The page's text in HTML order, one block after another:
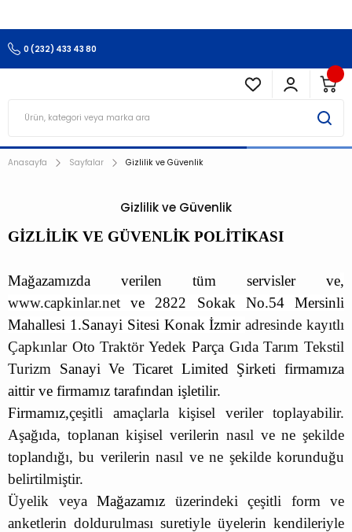
0 (232) 433 43 80
Anasayfa Sayfalar Gizlilik ve Güvenlik
Gizlilik ve Güvenlik
GİZLİLİK VE GÜVENLİK POLİTİKASI
Mağazamızda verilen tüm servisler ve,
www.capkinlar.net ve 2822 Sokak No.54 Mersinli
Mahallesi 1.Sanayi Sitesi Konak İzmiradresinde kayıtlı
Çapkınlar Oto Traktör Yedek Parça Gıda Tarım Tekstil
Turizm Sanayi Ve Ticaret Limited Şirketi firmamıza
aittir ve firmamız tarafından işletilir.
Firmamız,çeşitli amaçlarla kişisel veriler toplayabilir.
Aşağıda, toplanan kişisel verilerin nasıl ve ne şekilde
toplandığı, bu verilerin nasıl ve ne şekilde korunduğu
belirtilmiştir.
Üyelik veya Mağazamız üzerindeki çeşitli form ve
anketlerin doldurulması suretiyle üyelerin kendileriyle